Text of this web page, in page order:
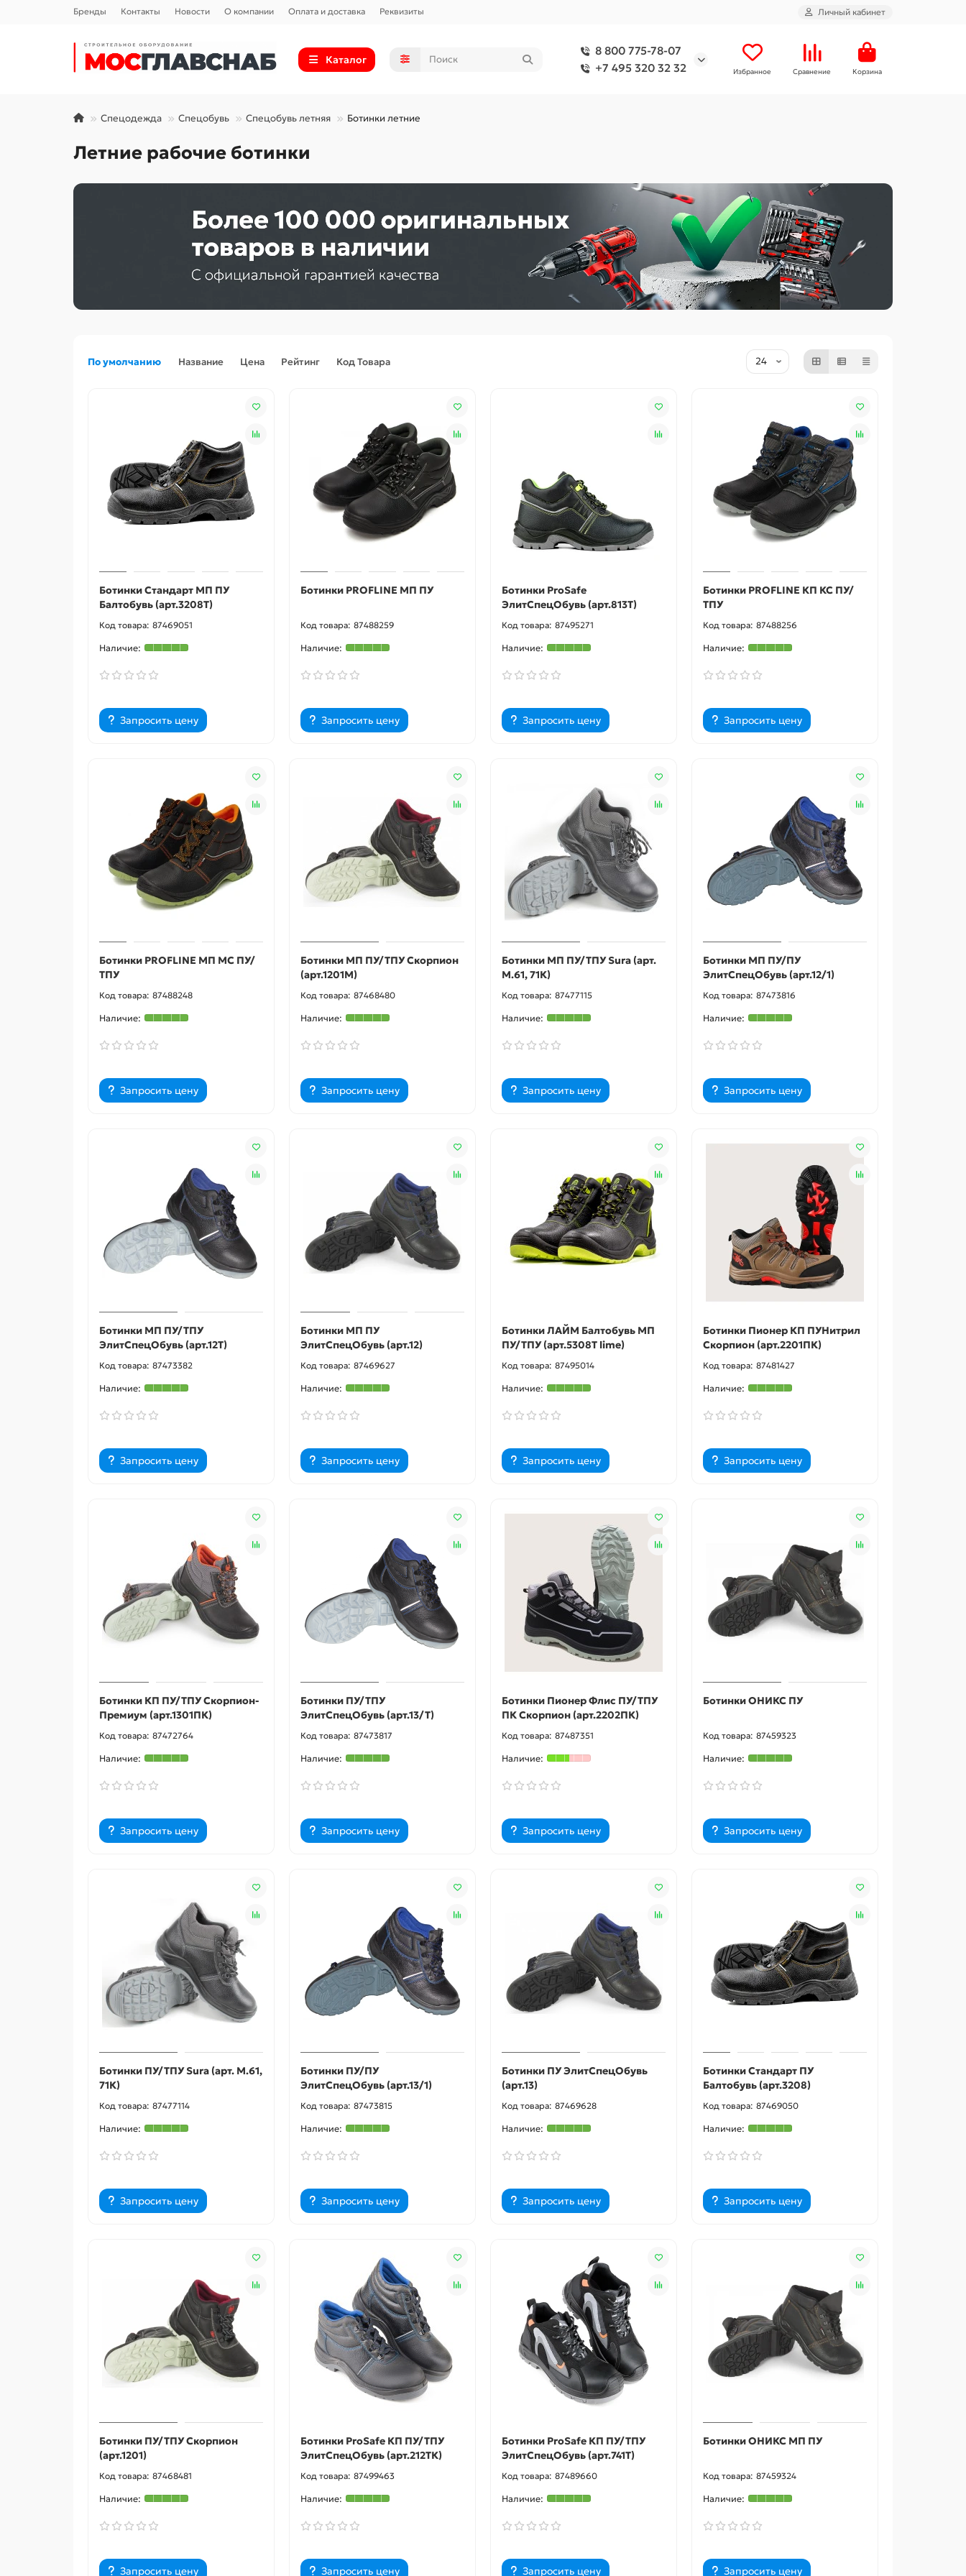
Бренды Контакты Новости О компании Оплата и доставка Реквизиты Личный кабинет
Каталог
8 800 775-78-07
+7 495 320 32 32
Избранное Сравнение Корзина
Спецодежда Спецобувь Спецобувь летняя Ботинки летние
Летние рабочие ботинки
По умолчанию Название Цена Рейтинг Код Товара
Ботинки Стандарт МП ПУ
Балтобувь (арт.3208Т)
87469051
Запросить цену
Ботинки PROFLINE МП ПУ
87488259
Запросить цену
Ботинки ProSafe
ЭлитСпецОбувь (арт.813Т)
87495271
Запросить цену
Ботинки PROFLINE КП КС ПУ/
ТПУ
87488256
Запросить цену
Ботинки PROFLINE МП МС ПУ/
ТПУ
87488248
Запросить цену
Ботинки МП ПУ/ТПУ Скорпион
(арт.1201М)
87468480
Запросить цену
Ботинки МП ПУ/ТПУ Sura (арт.
М.61, 71К)
87477115
Запросить цену
Ботинки МП ПУ/ПУ
ЭлитСпецОбувь (арт.12/1)
87473816
Запросить цену
Ботинки МП ПУ/ТПУ
ЭлитСпецОбувь (арт.12Т)
87473382
Запросить цену
Ботинки МП ПУ
ЭлитСпецОбувь (арт.12)
87469627
Запросить цену
Ботинки ЛАЙМ Балтобувь МП
ПУ/ТПУ (арт.5308Т lime)
87495014
Запросить цену
Ботинки Пионер КП ПУНитрил
Скорпион (арт.2201ПК)
87481427
Запросить цену
Ботинки КП ПУ/ТПУ Скорпион-
Премиум (арт.1301ПК)
87472764
Запросить цену
Ботинки ПУ/ТПУ
ЭлитСпецОбувь (арт.13/Т)
87473817
Запросить цену
Ботинки Пионер Флис ПУ/ТПУ
ПК Скорпион (арт.2202ПК)
87487351
Запросить цену
Ботинки ОНИКС ПУ
87459323
Запросить цену
Ботинки ПУ/ТПУ Sura (арт. М.61,
71К)
87477114
Запросить цену
Ботинки ПУ/ПУ
ЭлитСпецОбувь (арт.13/1)
87473815
Запросить цену
Ботинки ПУ ЭлитСпецОбувь
(арт.13)
87469628
Запросить цену
Ботинки Стандарт ПУ
Балтобувь (арт.3208)
87469050
Запросить цену
Ботинки ПУ/ТПУ Скорпион
(арт.1201)
87468481
Запросить цену
Ботинки ProSafe КП ПУ/ТПУ
ЭлитСпецОбувь (арт.212ТК)
87499463
Запросить цену
Ботинки ProSafe КП ПУ/ТПУ
ЭлитСпецОбувь (арт.741Т)
87489660
Запросить цену
Ботинки ОНИКС МП ПУ
87459324
Запросить цену